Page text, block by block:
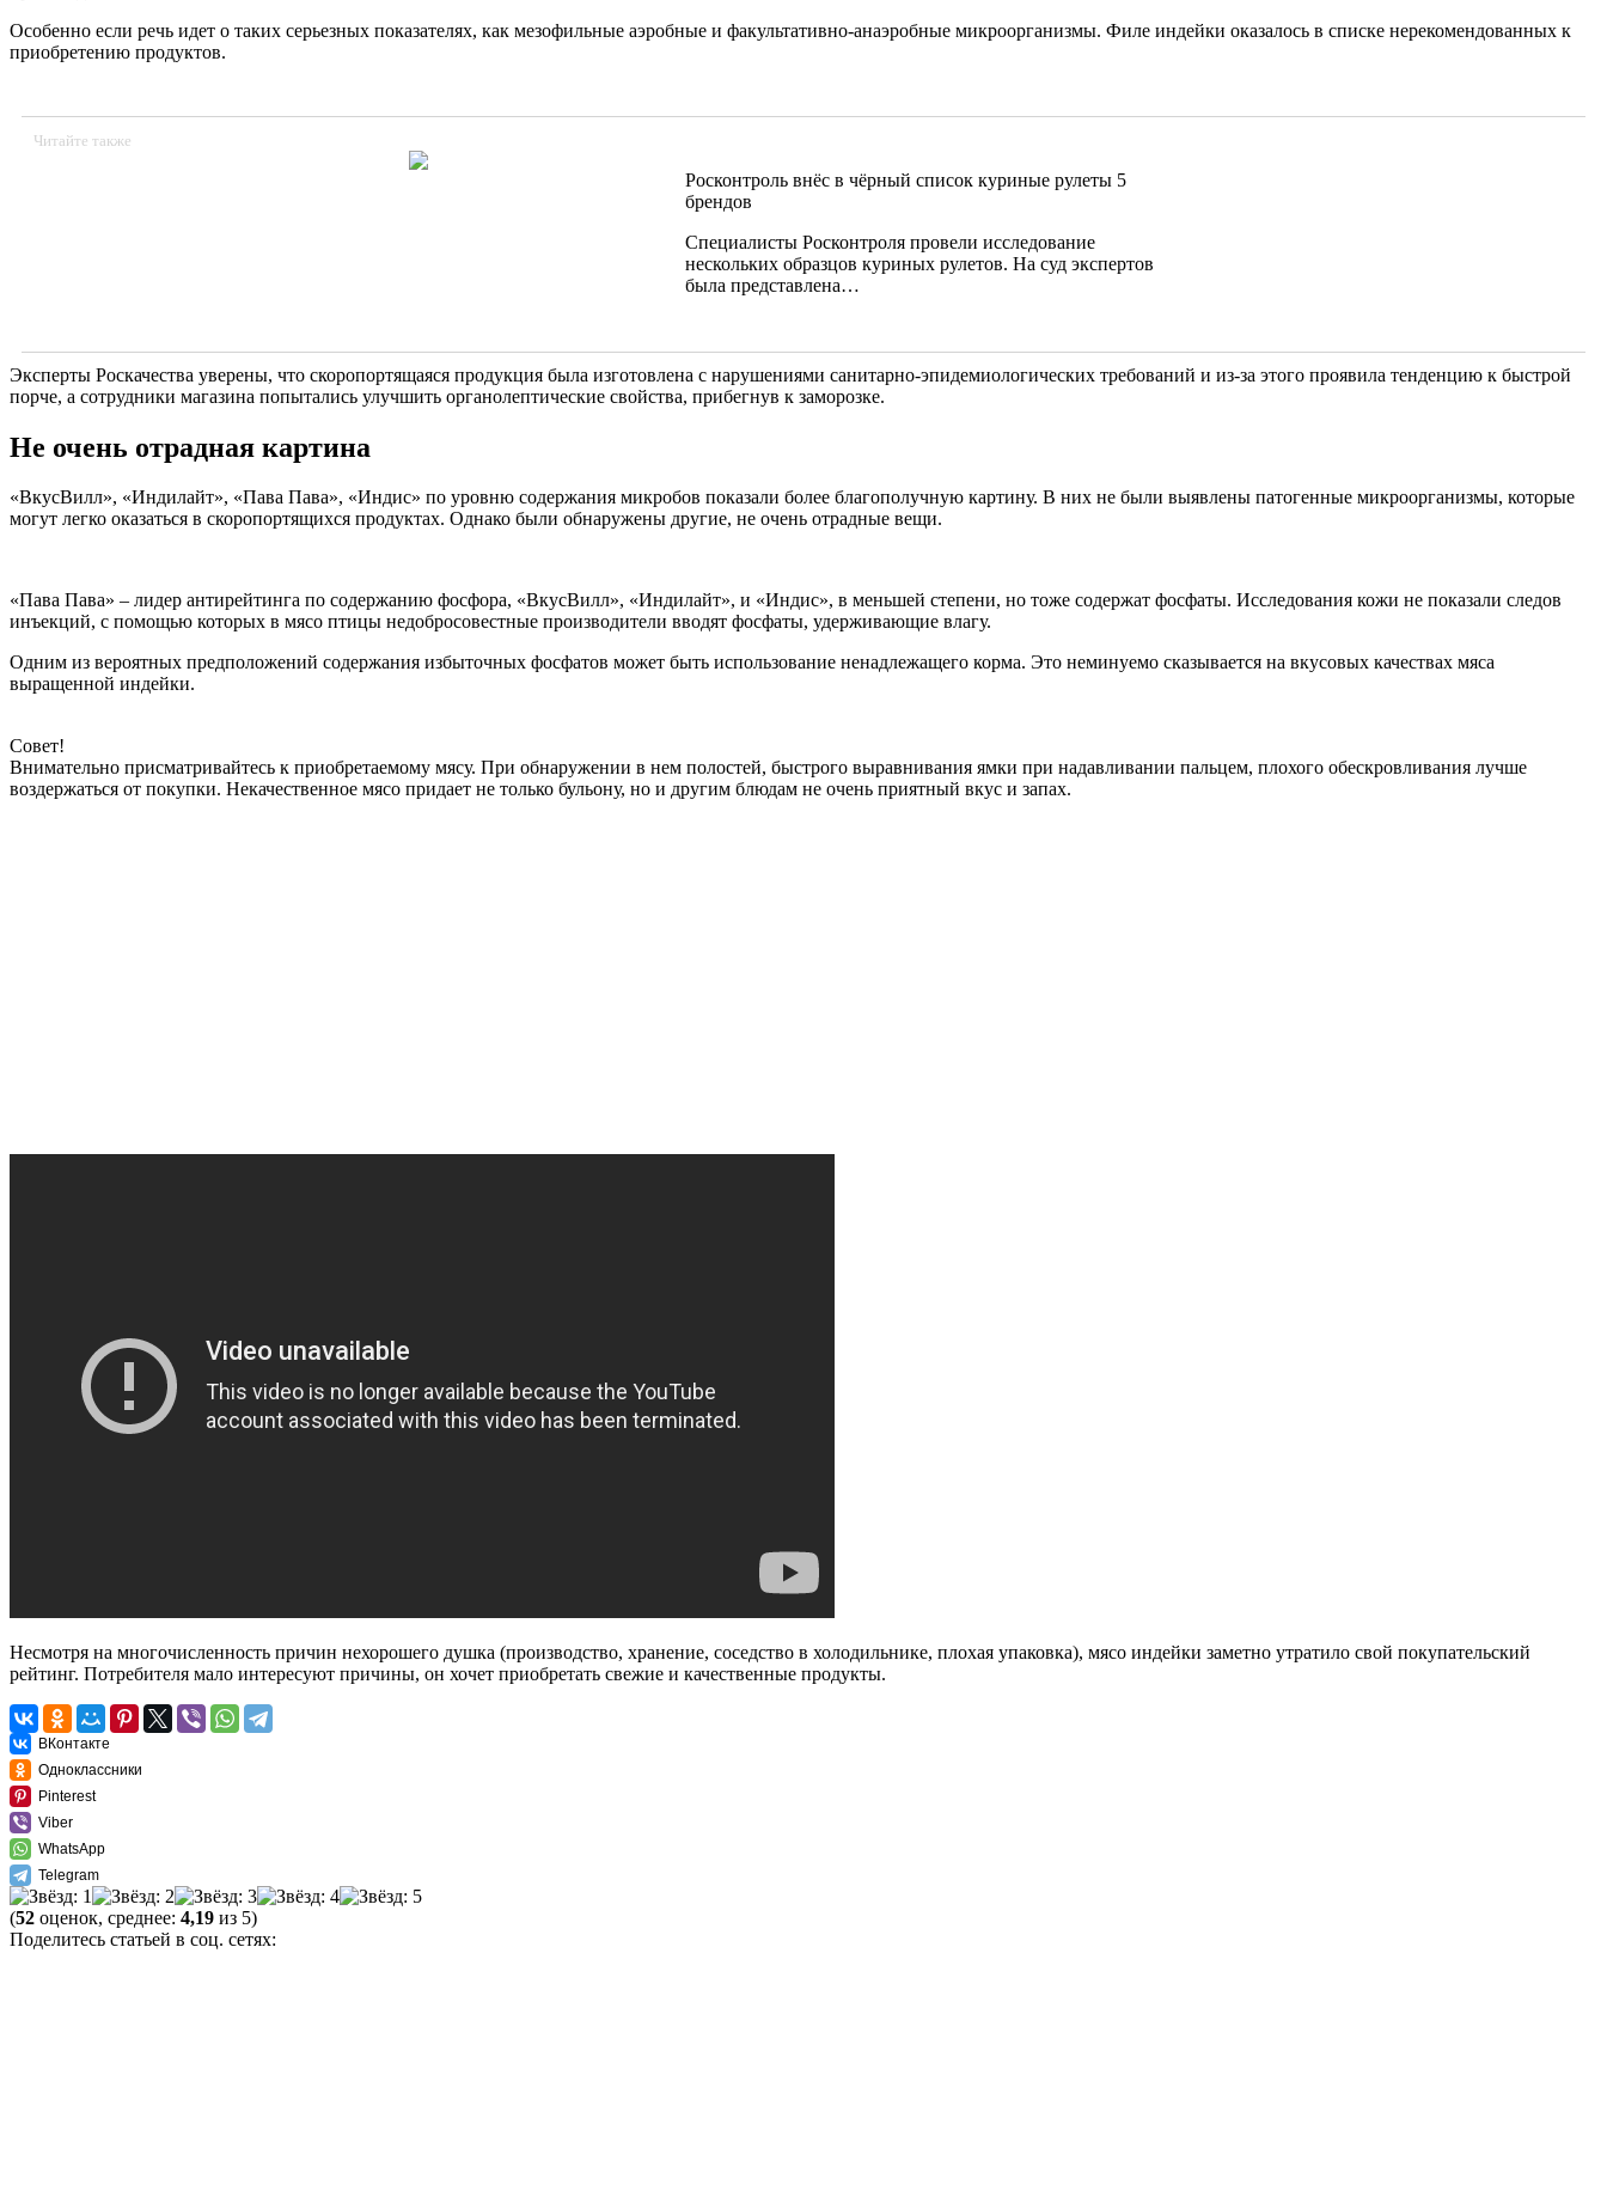
Особенно если речь идет о таких серьезных показателях, как мезофильные аэробные и факультативно-анаэробные микроорганизмы. Филе индейки оказалось в списке нерекомендованных к
приобретению продуктов.
Читайте также
Росконтроль внёс в чёрный список куриные рулеты 5
брендов
Специалисты Росконтроля провели исследование
нескольких образцов куриных рулетов. На суд экспертов
была представлена…
Эксперты Роскачества уверены, что скоропортящаяся продукция была изготовлена с нарушениями санитарно-эпидемиологических требований и из-за этого проявила тенденцию к быстрой
порче, а сотрудники магазина попытались улучшить органолептические свойства, прибегнув к заморозке.
Не очень отрадная картина
«ВкусВилл», «Индилайт», «Пава Пава», «Индис» по уровню содержания микробов показали более благополучную картину. В них не были выявлены патогенные микроорганизмы, которые
могут легко оказаться в скоропортящихся продуктах. Однако были обнаружены другие, не очень отрадные вещи.
«Пава Пава» – лидер антирейтинга по содержанию фосфора, «ВкусВилл», «Индилайт», и «Индис», в меньшей степени, но тоже содержат фосфаты. Исследования кожи не показали следов
инъекций, с помощью которых в мясо птицы недобросовестные производители вводят фосфаты, удерживающие влагу.
Одним из вероятных предположений содержания избыточных фосфатов может быть использование ненадлежащего корма. Это неминуемо сказывается на вкусовых качествах мяса
выращенной индейки.
Совет!
Внимательно присматривайтесь к приобретаемому мясу. При обнаружении в нем полостей, быстрого выравнивания ямки при надавливании пальцем, плохого обескровливания лучше
воздержаться от покупки. Некачественное мясо придает не только бульону, но и другим блюдам не очень приятный вкус и запах.
Несмотря на многочисленность причин нехорошего душка (производство, хранение, соседство в холодильнике, плохая упаковка), мясо индейки заметно утратило свой покупательский
рейтинг. Потребителя мало интересуют причины, он хочет приобретать свежие и качественные продукты.
ВКонтакте
Одноклассники
Pinterest
Viber
WhatsApp
Telegram
(52 оценок, среднее: 4,19 из 5)
Поделитесь статьей в соц. сетях: